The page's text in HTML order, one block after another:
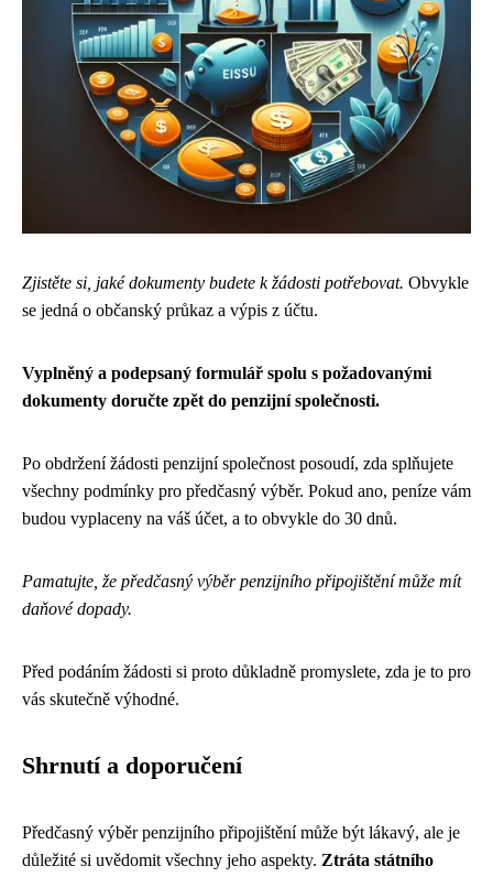
Zjistěte si, jaké dokumenty budete k žádosti potřebovat. Obvykle
se jedná o občanský průkaz a výpis z účtu.
Vyplněný a podepsaný formulář spolu s požadovanými
dokumenty doručte zpět do penzijní společnosti.
Po obdržení žádosti penzijní společnost posoudí, zda splňujete
všechny podmínky pro předčasný výběr. Pokud ano, peníze vám
budou vyplaceny na váš účet, a to obvykle do 30 dnů.
Pamatujte, že předčasný výběr penzijního připojištění může mít
daňové dopady.
Před podáním žádosti si proto důkladně promyslete, zda je to pro
vás skutečně výhodné.
Shrnutí a doporučení
Předčasný výběr penzijního připojištění může být lákavý, ale je
důležité si uvědomit všechny jeho aspekty. Ztráta státního